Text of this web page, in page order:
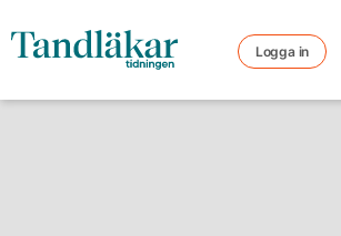
Logga in